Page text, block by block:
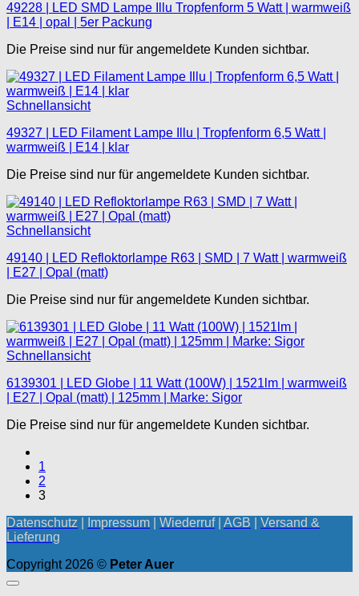
49228 | LED SMD Lampe Illu Tropfenform 5 Watt | warmweiß
| E14 | opal | 5er Packung
Die Preise sind nur für angemeldete Kunden sichtbar.
Schnellansicht
49327 | LED Filament Lampe Illu | Tropfenform 6,5 Watt |
warmweiß | E14 | klar
Die Preise sind nur für angemeldete Kunden sichtbar.
Schnellansicht
49140 | LED Refloktorlampe R63 | SMD | 7 Watt | warmweiß
| E27 | Opal (matt)
Die Preise sind nur für angemeldete Kunden sichtbar.
Schnellansicht
6139301 | LED Globe | 11 Watt (100W) | 1521lm | warmweiß
| E27 | Opal (matt) | 125mm | Marke: Sigor
Die Preise sind nur für angemeldete Kunden sichtbar.
1
2
3
Datenschutz
Impressum Wiederruf| AGB
Versand &
Lieferung
Copyright 2026 © Peter Auer